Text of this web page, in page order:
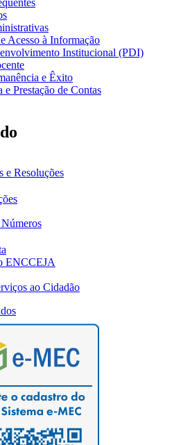
Acesso à Informação
Institucional (PDI)
e Êxito
e Prestação de Contas
e Resoluções
ENCCEJA
ao Cidadão